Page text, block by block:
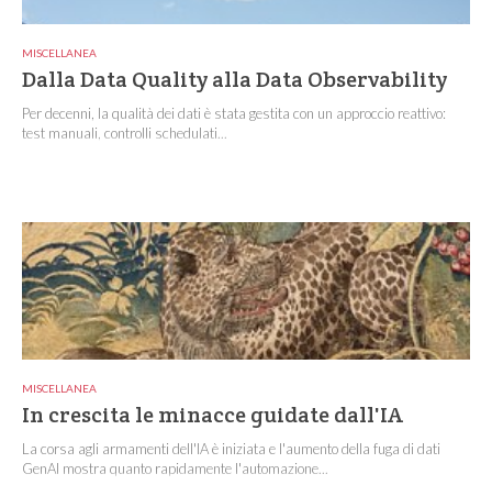
MISCELLANEA
Dalla Data Quality alla Data Observability
Per decenni, la qualità dei dati è stata gestita con un approccio reattivo:
test manuali, controlli schedulati...
MISCELLANEA
In crescita le minacce guidate dall'IA
La corsa agli armamenti dell'IA è iniziata e l'aumento della fuga di dati
GenAI mostra quanto rapidamente l'automazione...